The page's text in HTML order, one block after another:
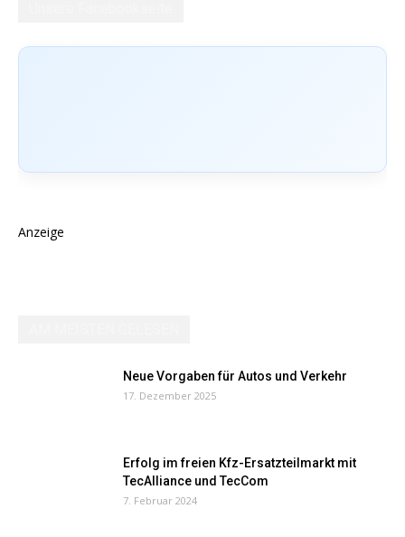
Anzeige
Neue Vorgaben für Autos und Verkehr
17. Dezember 2025
Erfolg im freien Kfz-Ersatzteilmarkt mit
TecAlliance und TecCom
7. Februar 2024